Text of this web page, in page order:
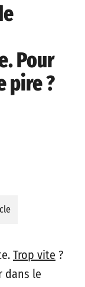
Pour
pire ?
Trop vite ?
dans le